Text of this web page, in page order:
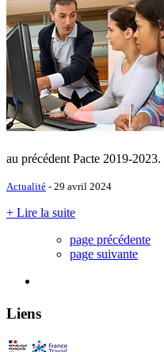
au précédent Pacte 2019-2023.
Actualité - 29 avril 2024
+ Lire la suite
page précédente
page suivante
Liens